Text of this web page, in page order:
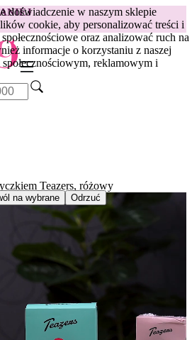
doświadczenie w naszym sklepie
cookie, aby personalizować treści i
oraz analizować ruch na
informacje o korzystaniu z naszej
reklamowym i
na wybrane Odrzuć
Teazers, różowy